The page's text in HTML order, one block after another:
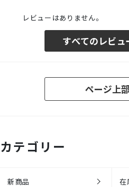
レビューはありません。
すべてのレビュ
ページ上
カテゴリー
新商品 在